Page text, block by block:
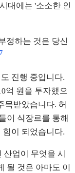
대에는 '소소한 인
정하는 것은 당신
진행 중입니다.
억 원을 투자했으
목받았습니다. 허
이 식장르를 통해
이 되었습니다.
업이 무엇을 시
될 것은 아마도 이